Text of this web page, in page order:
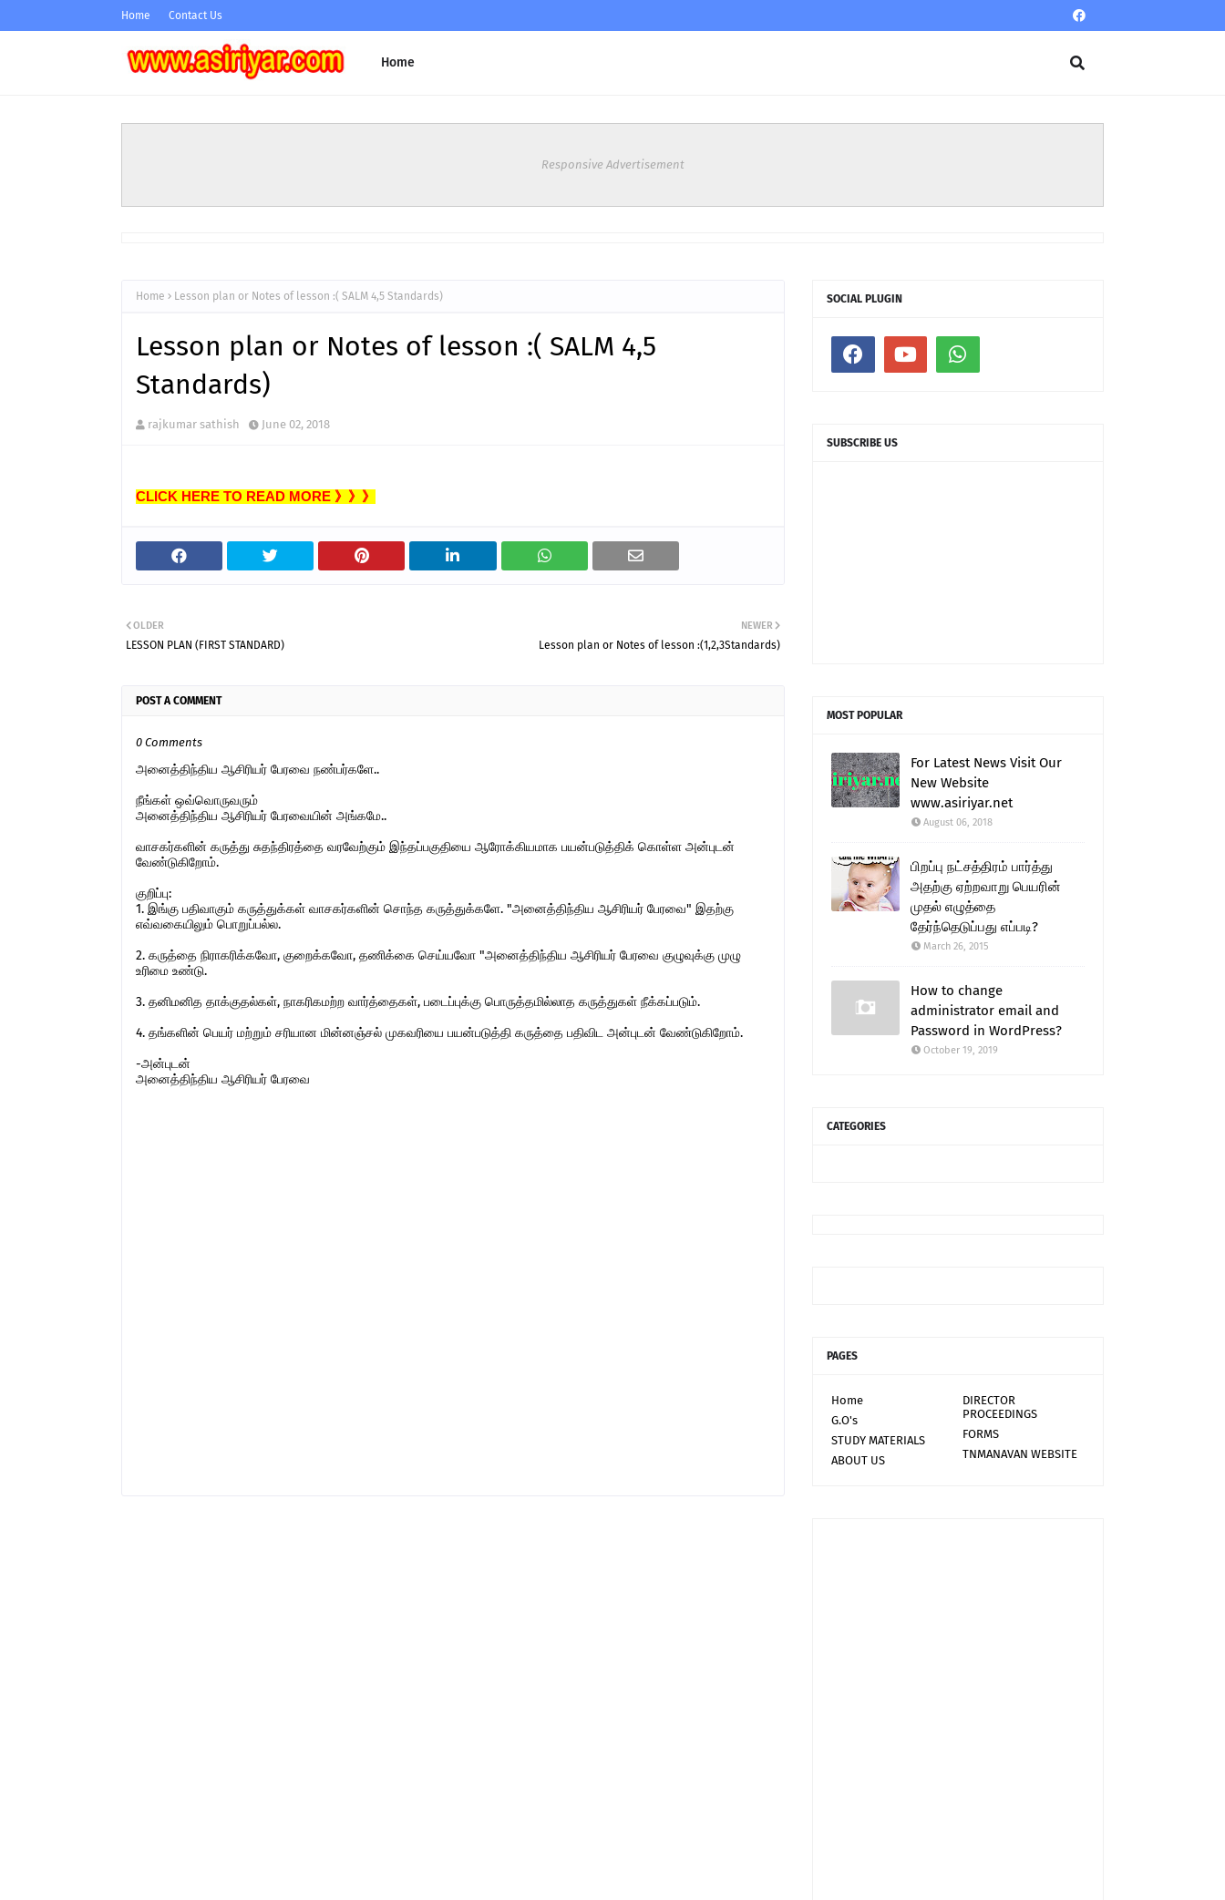
Home Contact Us
Home
Responsive Advertisement
Home Lesson plan or Notes of lesson :( SALM 4,5 Standards)
Lesson plan or Notes of lesson :( SALM 4,5
Standards)
rajkumar sathish June 02, 2018
CLICK HERE TO READ MORE 》》》
NEWER
Lesson plan or Notes of lesson :(1,2,3Standards)
OLDER
LESSON PLAN (FIRST STANDARD)
POST A COMMENT
0 Comments
அனைத்திந்திய ஆசிரியர் பேரவை நண்பர்களே..
நீங்கள் ஒவ்வொருவரும்
அனைத்திந்திய ஆசிரியர் பேரவையின் அங்கமே..
வாசகர்களின் கருத்து சுதந்திரத்தை வரவேற்கும் இந்தப்பகுதியை ஆரோக்கியமாக பயன்படுத்திக் கொள்ள அன்புடன்
வேண்டுகிறோம்.
குறிப்பு:
1. இங்கு பதிவாகும் கருத்துக்கள் வாசகர்களின் சொந்த கருத்துக்களே. "அனைத்திந்திய ஆசிரியர் பேரவை" இதற்கு
எவ்வகையிலும் பொறுப்பல்ல.
2. கருத்தை நிராகரிக்கவோ, குறைக்கவோ, தணிக்கை செய்யவோ "அனைத்திந்திய ஆசிரியர் பேரவை குழுவுக்கு முழு
உரிமை உண்டு.
3. தனிமனித தாக்குதல்கள், நாகரிகமற்ற வார்த்தைகள், படைப்புக்கு பொருத்தமில்லாத கருத்துகள் நீக்கப்படும்.
4. தங்களின் பெயர் மற்றும் சரியான மின்னஞ்சல் முகவரியை பயன்படுத்தி கருத்தை பதிவிட அன்புடன் வேண்டுகிறோம்.
-அன்புடன்
அனைத்திந்திய ஆசிரியர் பேரவை
SOCIAL PLUGIN
SUBSCRIBE US
MOST POPULAR
For Latest News Visit Our
New Website
www.asiriyar.net
August 06, 2018
பிறப்பு நட்சத்திரம் பார்த்து
அதற்கு ஏற்றவாறு பெயரின்
முதல் எழுத்தை
தேர்ந்தெடுப்பது எப்படி?
March 26, 2015
How to change
administrator email and
Password in WordPress?
October 19, 2019
CATEGORIES
PAGES
Home
DIRECTOR
PROCEEDINGS
G.O's
FORMS
STUDY MATERIALS
TNMANAVAN WEBSITE
ABOUT US